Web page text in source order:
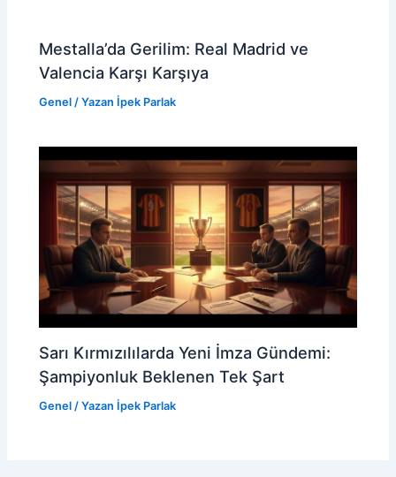
Mestalla’da Gerilim: Real Madrid ve
Valencia Karşı Karşıya
Genel / Yazan İpek Parlak
Sarı Kırmızılılarda Yeni İmza Gündemi:
Şampiyonluk Beklenen Tek Şart
Genel / Yazan İpek Parlak